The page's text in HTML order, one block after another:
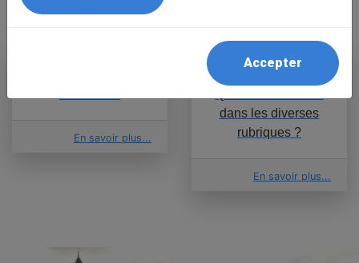
En savoir plus...
Le site WEB
dans les diverses
rubriques ?
En savoir plus...
Accepter